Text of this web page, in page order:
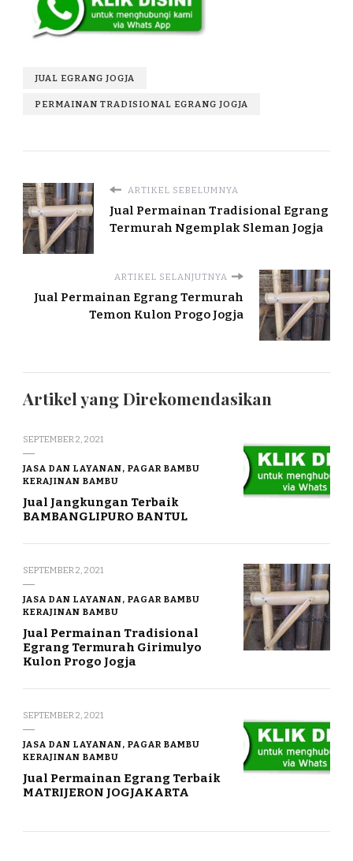
JUAL EGRANG JOGJA
PERMAINAN TRADISIONAL EGRANG JOGJA
ARTIKEL SEBELUMNYA
Jual Permainan Tradisional Egrang
Termurah Ngemplak Sleman Jogja
ARTIKEL SELANJUTNYA
Jual Permainan Egrang Termurah
Temon Kulon Progo Jogja
Artikel yang Direkomendasikan
SEPTEMBER 2, 2021
JASA DAN LAYANAN, PAGAR BAMBU
KERAJINAN BAMBU
Jual Jangkungan Terbaik
BAMBANGLIPURO BANTUL
SEPTEMBER 2, 2021
JASA DAN LAYANAN, PAGAR BAMBU
KERAJINAN BAMBU
Jual Permainan Tradisional
Egrang Termurah Girimulyo
Kulon Progo Jogja
SEPTEMBER 2, 2021
JASA DAN LAYANAN, PAGAR BAMBU
KERAJINAN BAMBU
Jual Permainan Egrang Terbaik
MATRIJERON JOGJAKARTA